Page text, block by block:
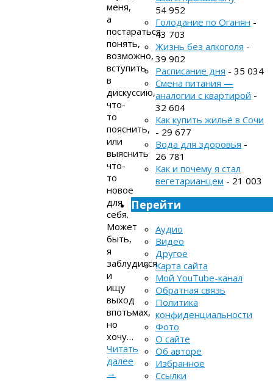
меня,
а
постараться
понять,
возможно,
вступить
в
дискуссию,
что-
то
пояснить,
или
выяснить
что-
то
новое
для
себя.
Может
быть,
я
заблудился
и
ищу
выход
впотьмах,
но
хочу…
Читать
далее
→
54 952
Голодание по Оганян -
43 703
Жизнь без алкоголя -
39 902
Расписание дня - 35 034
Смена питания —
аналогии с квартирой -
32 604
Как купить жильё в Сочи
- 29 677
Вода для здоровья -
26 781
Как и почему я стал
вегетарианцем - 21 003
Перейти
Аудио
Видео
Другое
Карта сайта
Мой YouTube-канал
Обратная связь
Политика
конфиденциальности
Фото
О сайте
Об авторе
Избранное
Ссылки